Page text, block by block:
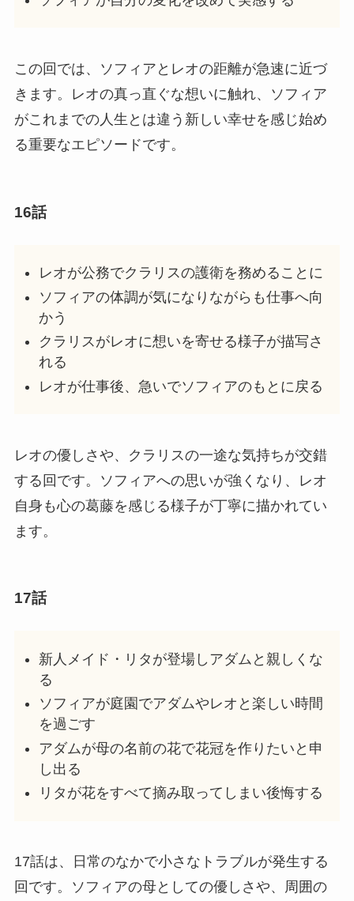
この回では、ソフィアとレオの距離が急速に近づ
きます。レオの真っ直ぐな想いに触れ、ソフィア
がこれまでの人生とは違う新しい幸せを感じ始め
る重要なエピソードです。
16話
レオが公務でクラリスの護衛を務めることに
ソフィアの体調が気になりながらも仕事へ向
かう
クラリスがレオに想いを寄せる様子が描写さ
れる
レオが仕事後、急いでソフィアのもとに戻る
レオの優しさや、クラリスの一途な気持ちが交錯
する回です。ソフィアへの思いが強くなり、レオ
自身も心の葛藤を感じる様子が丁寧に描かれてい
ます。
17話
新人メイド・リタが登場しアダムと親しくな
る
ソフィアが庭園でアダムやレオと楽しい時間
を過ごす
アダムが母の名前の花で花冠を作りたいと申
し出る
リタが花をすべて摘み取ってしまい後悔する
17話は、日常のなかで小さなトラブルが発生する
回です。ソフィアの母としての優しさや、周囲の